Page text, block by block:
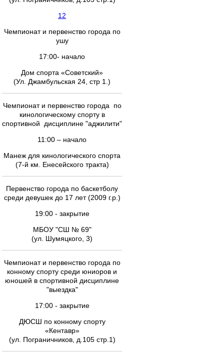
12
Чемпионат и первенство города по
ушу
17:00- начало
Дом спорта «Советский»
(Ул. Джамбульская 24, стр 1.)
Чемпионат и первенство города по
кинологическому спорту в
спортивной дисциплине "аджилити"
11:00 – начало
Манеж для кинологического спорта
(7-й км. Енесейского тракта)
Первенство города по баскетболу
среди девушек до 17 лет (2009 г.р.)
19:00 - закрытие
МБОУ "СШ № 69"
(ул. Шумяцкого, 3)
Чемпионат и первенство города по
конному спорту среди юниоров и
юношей в спортивной дисциплине
"выездка"
17:00 - закрытие
ДЮСШ по конному спорту
«Кентавр»
(ул. Пограничников, д.105 стр.1)